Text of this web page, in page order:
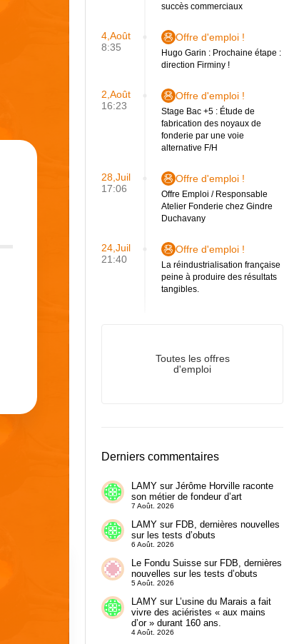
succès commerciaux
4,Août
8:35
Offre d'emploi !
Hugo Garin : Prochaine étape :
direction Firminy !
2,Août
16:23
Offre d'emploi !
Stage Bac +5 : Étude de
fabrication des noyaux de
fonderie par une voie
alternative F/H
28,Juil
17:06
Offre d'emploi !
Offre Emploi / Responsable
Atelier Fonderie chez Gindre
Duchavany
24,Juil
21:40
Offre d'emploi !
La réindustrialisation française
peine à produire des résultats
tangibles.
Toutes les offres
d'emploi
Derniers commentaires
LAMYsur Jérôme Horville raconte
son métier de fondeur d’art
7 Août. 2026
LAMYsur FDB, dernières nouvelles
sur les tests d’obuts
6 Août. 2026
Le Fondu Suissesur FDB, dernières
nouvelles sur les tests d’obuts
5 Août. 2026
LAMYsur L’usine du Marais a fait
vivre des aciéristes « aux mains
d’or » durant 160 ans.
4 Août. 2026